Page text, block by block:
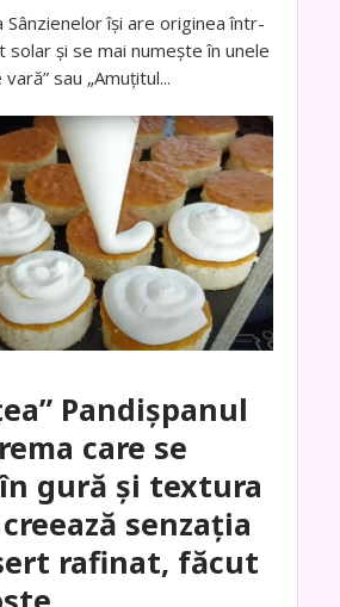
îşi are originea într-
solar şi se mai numeşte în unele
sau „Amuţitul...
Pandișpanul
care se
gură și textura
senzația
rafinat, făcut